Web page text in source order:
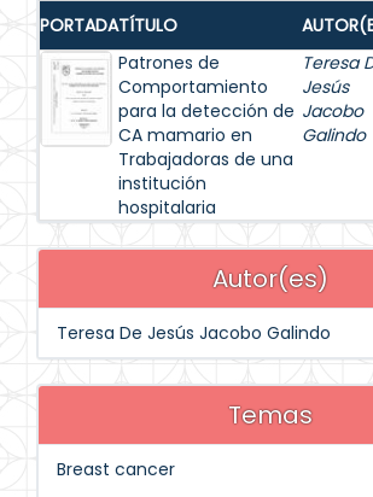
PORTADATÍTULO
Patrones de
Comportamiento
para la detección de
CA mamario en
Trabajadoras de una
institución
hospitalaria
Teresa
Jesús
Jacobo
Galindo
Autor(es)
Teresa De Jesús Jacobo Galindo
Temas
Breast cancer